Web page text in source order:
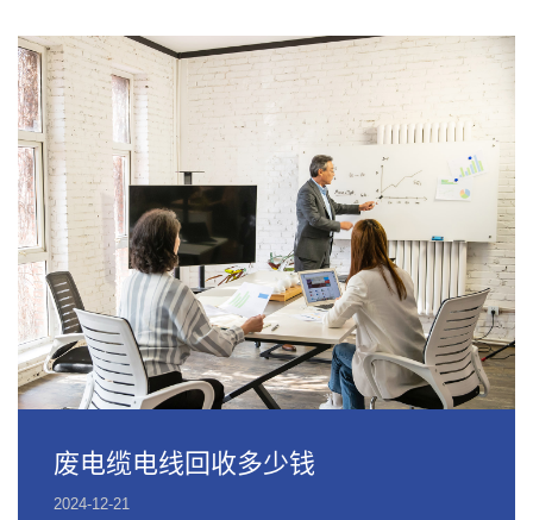
废电缆电线回收多少钱
2024-12-21